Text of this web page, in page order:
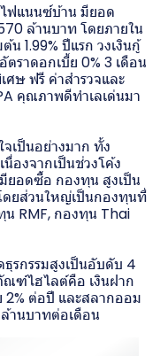
ฟแนนซ์บ้าน มียอด
ล้านบาท โดยภายใน
1.99% ปีแรก วงเงินกู้
ราดอกเบี้ย 0% 3 เดือน
ษ ฟรี ค่าสำรวจและ
คุณภาพดีทำเลเด่นมา
เป็นอย่างมาก ทั้ง
องจากเป็นช่วงโค้ง
ยอดซื้อ กองทุน สูงเป็น
ดยส่วนใหญ่เป็นกองทุนที่
RMF, กองทุน Thai
รกรรมสูงเป็นอับดับ 4
ณฑ์ไฮไลต์คือ เงินฝาก
ต่อปี และสลากออม
านบาทต่อเดือน